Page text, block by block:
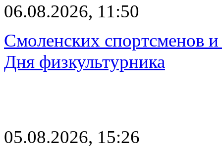
06.08.2026, 11:50
Смоленских спортсменов
Дня физкультурника
05.08.2026, 15:26